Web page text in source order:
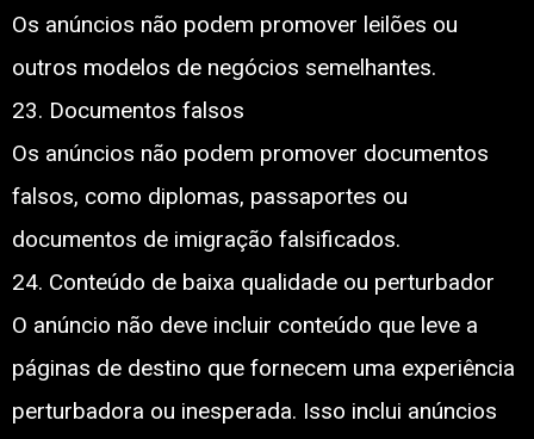
Os anúncios não podem promover leilões ou
outros modelos de negócios semelhantes.
23. Documentos falsos
Os anúncios não podem promover documentos
falsos, como diplomas, passaportes ou
documentos de imigração falsificados.
24. Conteúdo de baixa qualidade ou perturbador
O anúncio não deve incluir conteúdo que leve a
páginas de destino que fornecem uma experiência
perturbadora ou inesperada. Isso inclui anúncios